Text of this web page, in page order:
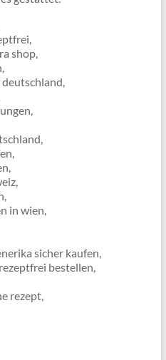
shop,
in wien,
sicher kaufen,
bestellen,
rezept,